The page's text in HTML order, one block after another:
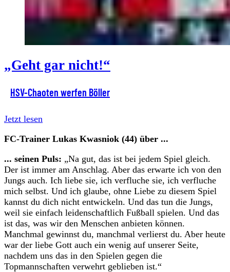
„Geht gar nicht!“
HSV-Chaoten werfen Böller
Jetzt lesen
FC-Trainer Lukas Kwasniok (44) über ...
... seinen Puls: „Na gut, das ist bei jedem Spiel gleich.
Der ist immer am Anschlag. Aber das erwarte ich von den
Jungs auch. Ich liebe sie, ich verfluche sie, ich verfluche
mich selbst. Und ich glaube, ohne Liebe zu diesem Spiel
kannst du dich nicht entwickeln. Und das tun die Jungs,
weil sie einfach leidenschaftlich Fußball spielen. Und das
ist das, was wir den Menschen anbieten können.
Manchmal gewinnst du, manchmal verlierst du. Aber heute
war der liebe Gott auch ein wenig auf unserer Seite,
nachdem uns das in den Spielen gegen die
Topmannschaften verwehrt geblieben ist.“